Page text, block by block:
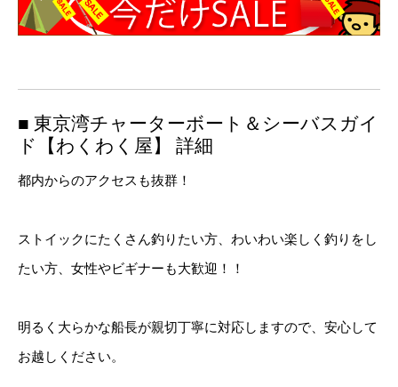
■ 東京湾チャーターボート＆シーバスガイ
ド【わくわく屋】 詳細
都内からのアクセスも抜群！
ストイックにたくさん釣りたい方、わいわい楽しく釣りをし
たい方、女性やビギナーも大歓迎！！
明るく大らかな船長が親切丁寧に対応しますので、安心して
お越しください。